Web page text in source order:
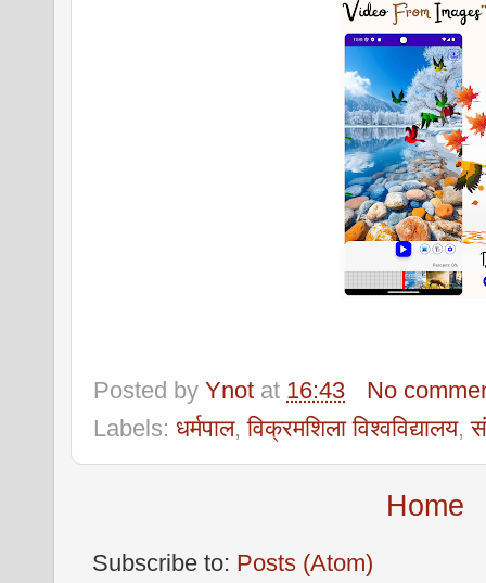
Posted by Ynot at 16:43
No
Labels: धर्मपाल,विक्रमशिला विश्वविद्यालय,
Home
Subscribe to: Posts (Atom)